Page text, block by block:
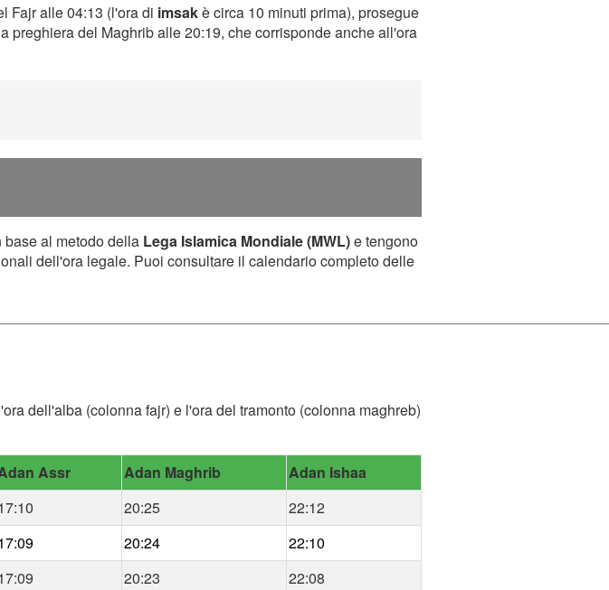
Fajr alle 04:13 (l'ora di imsakè circa 10 minuti prima), prosegue
del Maghrib alle 20:19, che corrisponde anche all'ora
al metodo della Lega Islamica Mondiale (MWL)e tengono
dell'ora legale. Puoi consultare il calendario completo delle
dell'alba (colonna fajr) e l'ora del tramonto (colonna maghreb)
Assr Adan Maghrib
Adan Ishaa
20:25
22:12
20:24
22:10
20:23
22:08